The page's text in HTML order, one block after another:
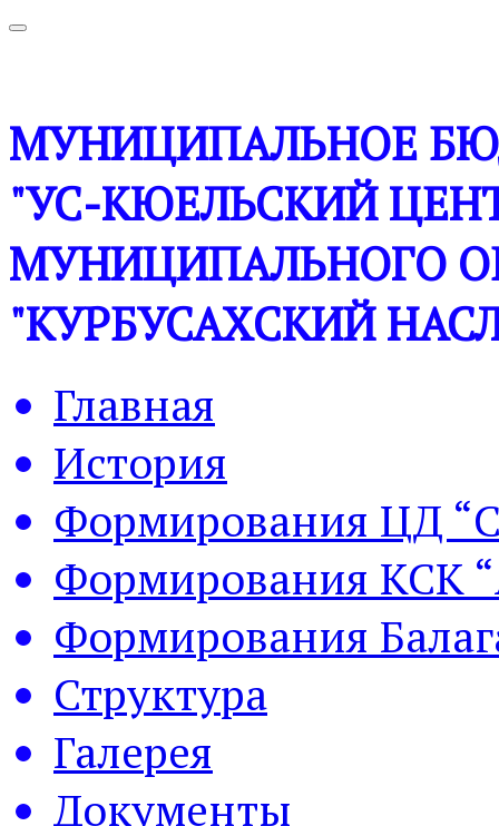
МУНИЦИПАЛЬНОЕ
"УС-КЮЕЛЬСКИЙ
МУНИЦИПАЛЬНОГО
"КУРБУСАХСКИЙ
Главная
История
Формирования ЦД
Формирования КСК
Формирования
Структура
Галерея
Документы